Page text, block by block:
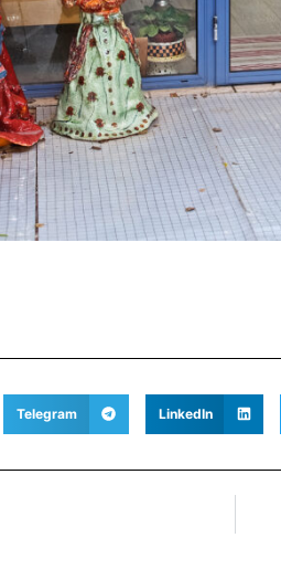
LinkedIn
Telegram